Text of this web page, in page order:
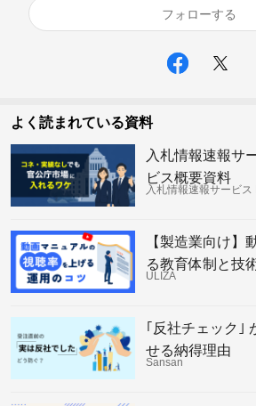
フォローする
よく読まれている資料
入札情報速報サ
ビス概要資料
入札情報速報サービス
【製造業向け】
る教育体制と技
ULIZA
｢反社チェック｣
せる納得理由
Sansan